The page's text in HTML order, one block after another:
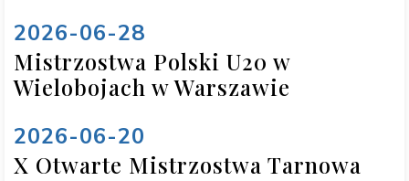
2026-06-28
Mistrzostwa Polski U20 w
Wielobojach w Warszawie
2026-06-20
X Otwarte Mistrzostwa Tarnowa